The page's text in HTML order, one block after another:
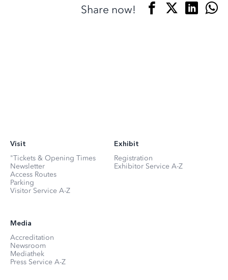
Share now!
Visit
"Tickets & Opening Times
Newsletter
Access Routes
Parking
Visitor Service A-Z
Exhibit
Registration
Exhibitor Service A-Z
Media
Accreditation
Newsroom
Mediathek
Press Service A-Z